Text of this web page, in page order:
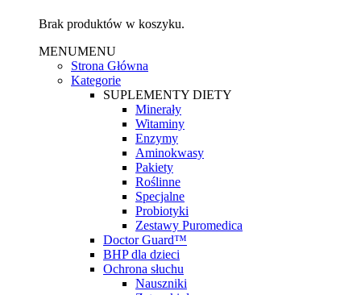
Brak produktów w koszyku.
MENUMENU
Strona Główna
Kategorie
SUPLEMENTY DIETY
Minerały
Witaminy
Enzymy
Aminokwasy
Pakiety
Roślinne
Specjalne
Probiotyki
Zestawy Puromedica
Doctor Guard™
BHP dla dzieci
Ochrona słuchu
Nauszniki